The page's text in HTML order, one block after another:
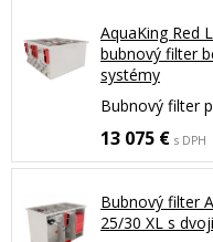
AquaKing Red
bubnový filter
systémy
Bubnový filter
13 075 € s DPH
Bubnový filter
25/30 XL s